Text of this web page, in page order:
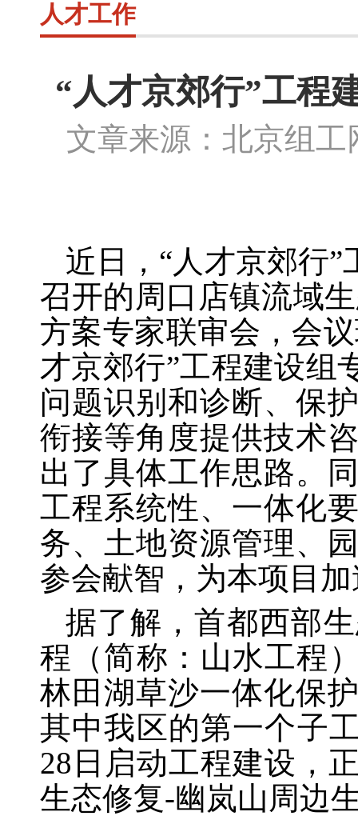
人才工作
“人才京郊行”工程
文章来源：北京
近日， “人才京郊行
召开的周口店镇流域
方案专家联审会，会
才京郊行”工程建设组
问题识别和诊断、保
衔接等角度提供技术
出了具体工作思路。
工程系统性、一体化
务、土地资源管理、
参会献智，为本项目
据了解，首都西部
程（简称：山水工程
林田湖草沙一体化保
其中我区的第一个子
28日启动工程建设，
生态修复-幽岚山周边